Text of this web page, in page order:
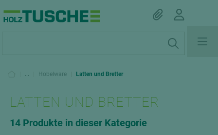
... Hobelware Latten und Bretter
LATTEN UND BRETTER
14 Produkte in dieser Kategorie